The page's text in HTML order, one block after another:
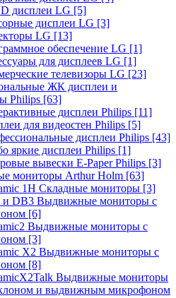
дисплеи LG [5]
дисплеи LG [3]
LG [13]
обеспечение LG [1]
для дисплеев LG [1]
телевизоры LG [23]
ЖК дисплеи и
Philips [63]
дисплеи Philips [11]
для видеостен Philips [5]
дисплеи Philips [43]
яркие дисплеи Philips [1]
вывески E-Paper Philips [3]
мониторы Arthur Holm [63]
1Н Складные мониторы [3]
и DB3 Выдвижные мониторы с
[6]
Выдвижные мониторы с
[3]
X2 Выдвижные мониторы с
[8]
Выдвижные мониторы
и выдвижным микрофоном